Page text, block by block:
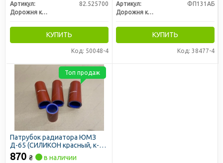
Артикул:
82.525700
Дорожня карта
КУПИТЬ
Код: 50048-4
Артикул:
ФП131АБ
Дорожня карта
КУПИТЬ
Код: 38477-4
Патрубок радиатора ЮМЗ
Д-65 (СИЛИКОН красный, к-кт
4шт) (DETALKA)
870 ₴ в наличии
Топ продаж